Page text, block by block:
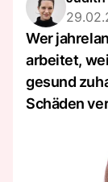
Wer
arbeitet,
gesund
Schäden